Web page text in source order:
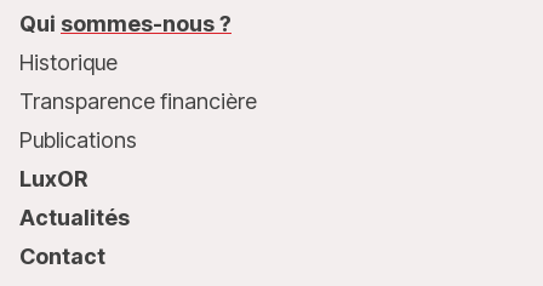
Qui sommes-nous ?
Historique
Transparence financière
Publications
LuxOR
Actualités
Contact